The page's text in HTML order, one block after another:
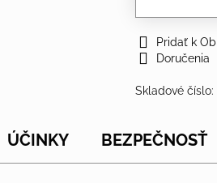
Pridať k
Doručenia
Skladové číslo:
ÚČINKY BEZPEČNOSŤ